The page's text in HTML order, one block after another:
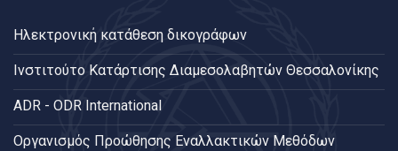
Ηλεκτρονική κατάθεση δικογράφων
Ινστιτούτο Κατάρτισης Διαμεσολαβητών Θεσσαλονίκης
ADR - ODR International
Oργανισμός Προώθησης Εναλλακτικών Μεθόδων